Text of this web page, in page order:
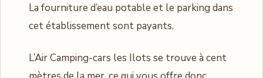
La fourniture d’eau potable et le parking dans
cet établissement sont payants.
L’Air Camping-cars les Ilots se trouve à cent